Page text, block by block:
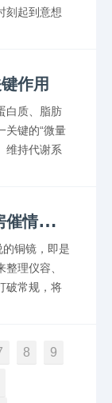
刻起到意想
作用
白质、脂肪
关键的“微量
维持代谢系
既
能高空驱鹰保平安，又能巢房催情助繁育
的铜镜，即是
理仪容、
破常规，将
8 9